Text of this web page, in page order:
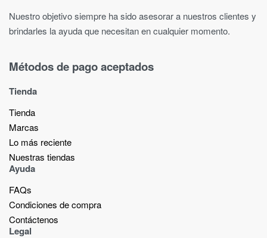
Nuestro objetivo siempre ha sido asesorar a nuestros clientes y
brindarles la ayuda que necesitan en cualquier momento.
Métodos de pago aceptados
Tienda
Tienda
Marcas
Lo más reciente​
Nuestras tiendas​
Ayuda
FAQs
Condiciones de compra
Contáctenos
Legal